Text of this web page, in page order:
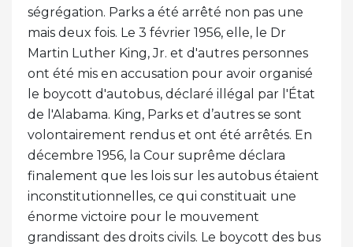
ségrégation. Parks a été arrêté non pas une
mais deux fois. Le 3 février 1956, elle, le Dr
Martin Luther King, Jr. et d'autres personnes
ont été mis en accusation pour avoir organisé
le boycott d'autobus, déclaré illégal par l'État
de l'Alabama. King, Parks et d’autres se sont
volontairement rendus et ont été arrêtés. En
décembre 1956, la Cour suprême déclara
finalement que les lois sur les autobus étaient
inconstitutionnelles, ce qui constituait une
énorme victoire pour le mouvement
grandissant des droits civils. Le boycott des bus